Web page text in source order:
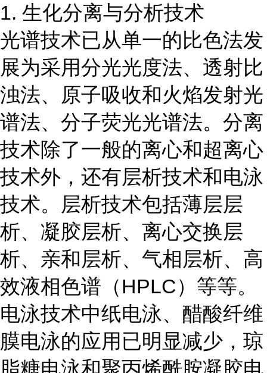
1. 生化分离与分析技术
光谱技术已从单一的比色法发
展为采用分光光度法、透射比
浊法、原子吸收和火焰发射光
谱法、分子荧光光谱法。分离
技术除了一般的离心和超离心
技术外，还有层析技术和电泳
技术。层析技术包括薄层层
析、凝胶层析、离心交换层
析、亲和层析、气相层析、高
效液相色谱（HPLC）等等。
电泳技术中纸电泳、醋酸纤维
膜电泳的应用已明显减少，琼
脂糖电泳和聚丙烯酰胺凝胶电